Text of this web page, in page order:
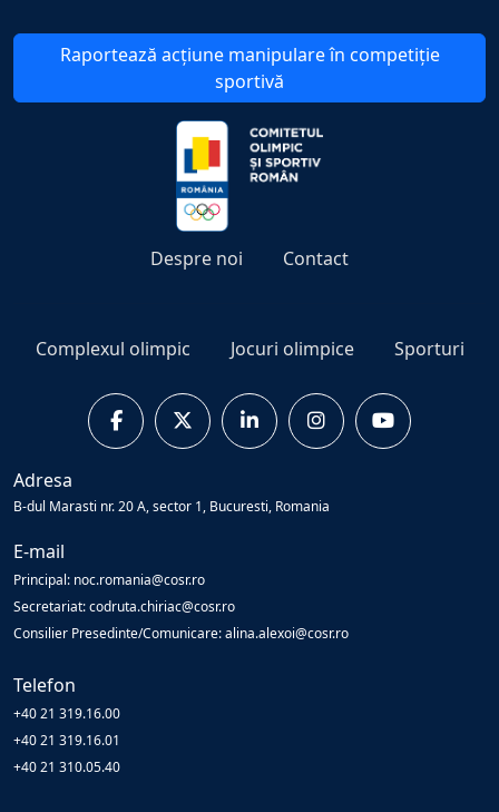
Raportează acțiune manipulare în competiție
sportivă
Despre noi Contact
Complexul olimpic Jocuri olimpice Sporturi
Adresa
B-dul Marasti nr. 20 A, sector 1, Bucuresti, Romania
E-mail
Principal: noc.romania@cosr.ro
Secretariat: codruta.chiriac@cosr.ro
Consilier Presedinte/Comunicare: alina.alexoi@cosr.ro
Telefon
+40 21 319.16.00
+40 21 319.16.01
+40 21 310.05.40